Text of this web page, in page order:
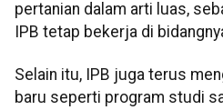
pertanian dalam arti luas,
IPB tetap bekerja di
Selain itu, IPB juga terus
baru seperti program studi